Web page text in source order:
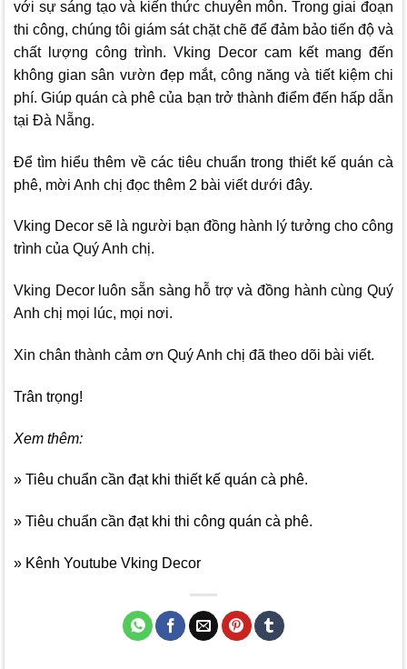
với sự sáng tạo và kiến thức chuyên môn. Trong giai đoạn
thi công, chúng tôi giám sát chặt chẽ để đảm bảo tiến độ và
chất lượng công trình. Vking Decor cam kết mang đến
không gian sân vườn đẹp mắt, công năng và tiết kiệm chi
phí. Giúp quán cà phê của bạn trở thành điểm đến hấp dẫn
tại Đà Nẵng.
Để tìm hiểu thêm về các tiêu chuẩn trong thiết kế quán cà
phê, mời Anh chị đọc thêm 2 bài viết dưới đây.
Vking Decor sẽ là người bạn đồng hành lý tưởng cho công
trình của Quý Anh chị.
Vking Decor luôn sẵn sàng hỗ trợ và đồng hành cùng Quý
Anh chị mọi lúc, mọi nơi.
Xin chân thành cảm ơn Quý Anh chị đã theo dõi bài viết.
Trân trọng!
Xem thêm:
» Tiêu chuẩn cần đạt khi thiết kế quán cà phê.
» Tiêu chuẩn cần đạt khi thi công quán cà phê.
» Kênh Youtube Vking Decor